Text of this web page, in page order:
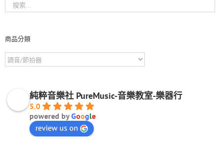
商品分類
純粹音樂社 PureMusic-音樂教室-樂器行
5.0
powered byGoogle
review us on